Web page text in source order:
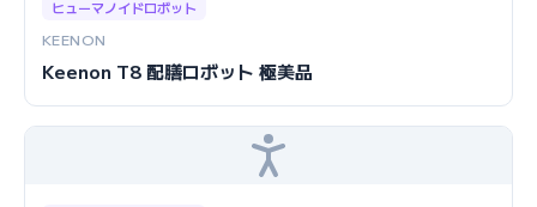
ヒューマノイドロボット
KEENON
Keenon T8 配膳ロボット 極美品